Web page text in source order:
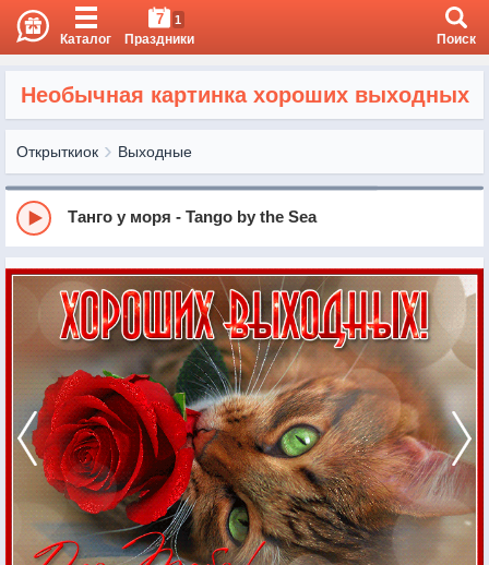
Каталог
7 1
Праздники Поиск
Необычная картинка хороших выходных
Открыткиок Выходные
Танго у моря - Tango by the Sea